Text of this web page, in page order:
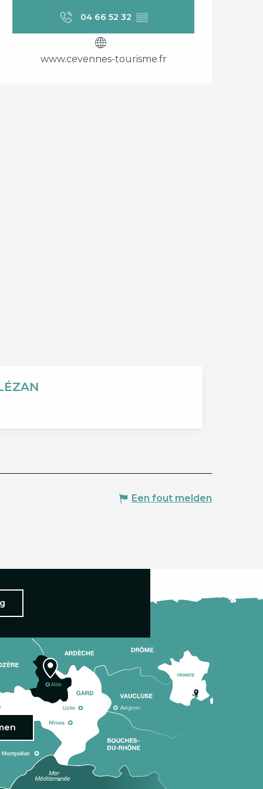
Openingstijden en
04 66 52 32 ▒▒
www.cevennes-tourisme.fr
Een fout melden